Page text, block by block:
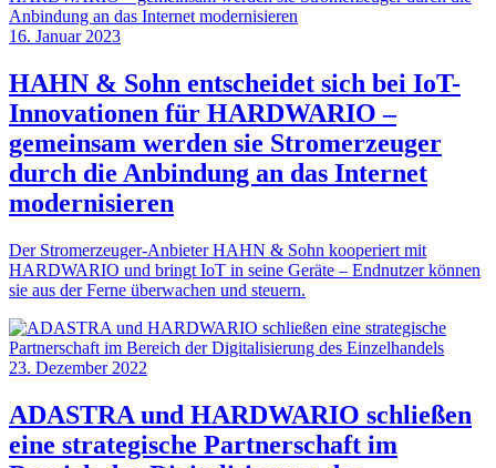
16. Januar 2023
HAHN & Sohn entscheidet sich bei IoT-
Innovationen für HARDWARIO –
gemeinsam werden sie Stromerzeuger
durch die Anbindung an das Internet
modernisieren
Der Stromerzeuger-Anbieter HAHN & Sohn kooperiert mit
HARDWARIO und bringt IoT in seine Geräte – Endnutzer können
sie aus der Ferne überwachen und steuern.
23. Dezember 2022
ADASTRA und HARDWARIO schließen
eine strategische Partnerschaft im